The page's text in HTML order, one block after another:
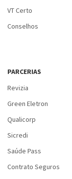
VT Certo
Conselhos
PARCERIAS
Revizia
Green Eletron
Qualicorp
Sicredi
Saúde Pass
Contrato Seguros